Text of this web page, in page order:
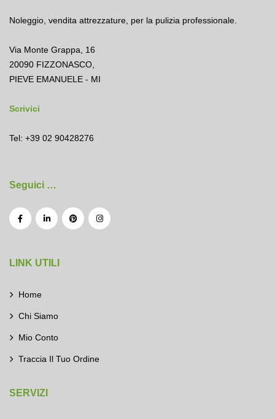
Noleggio vendita attrezzature per la pulizia professionale.
Via Monte Grappa, 16
20090 FIZZONASCO,
PIEVE EMANUELE - MI
Scrivici
Tel: +39 02 90428276
Seguici …
LINK UTILI
Home
Chi Siamo
Mio Conto
Traccia Il Tuo Ordine
SERVIZI